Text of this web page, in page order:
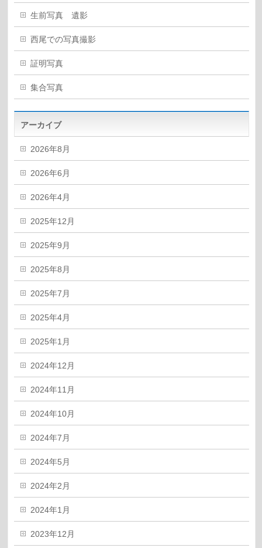
生前写真 遺影
西尾での写真撮影
証明写真
集合写真
アーカイブ
2026年8月
2026年6月
2026年4月
2025年12月
2025年9月
2025年8月
2025年7月
2025年4月
2025年1月
2024年12月
2024年11月
2024年10月
2024年7月
2024年5月
2024年2月
2024年1月
2023年12月